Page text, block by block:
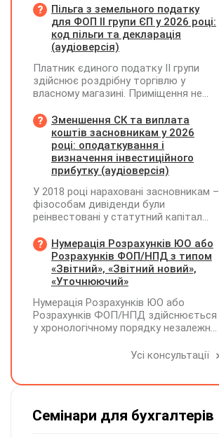
операції в бухобліку та які виникають
наслідки з ПДВ?
нараховувати, утримувати і
сплачувати (перераховувати)
податок на доходи фізичних осіб до
бюджету
Пільга з земельного податку
для ФОП ІІ групи ЄП у 2026 році:
код пільги та декларація
(аудіоверсія)
Платник єдиного податку ІІ групи
здійснює роздрібну торгівлю у
власному магазині. Приміщення не
земельну ділянку має як ФОП. Як
правильно застосувати пільгу з
земельного податку? Подано форму
№20-ОПП на магазин і землю. Чи
необхідно подавати декларацію з
пільги зазначати?
Зменшення СК та виплата
коштів засновникам у 2026
році: оподаткування і
визначення інвестиційного
прибутку (аудіоверсія)
У 2018 році нараховані засновникам –
фізособам дивіденди були
реінвестовані у статутний капітал
ПДФО та ВЗ. Крім того, статутний
капітал збільшувався за рахунок
нерозподіленого прибутку без
нарахування дивідендів. У 2026 році
виплатити кошти засновникам. Чи
потрібно утримувати ПДФО та ВЗ?
Нумерація Розрахунків ЮО або
Розрахунків ФОП/НПД з типом
«Звітний», «Звітний новий»,
«Уточнюючий»
Нумерація Розрахунків ЮО або
Розрахунків ФОП/НПД здійснюється
у хронологічному порядку незалежно
звітного (податкового) періоду та не
Усі консультації
Семінари для бухгалтерів